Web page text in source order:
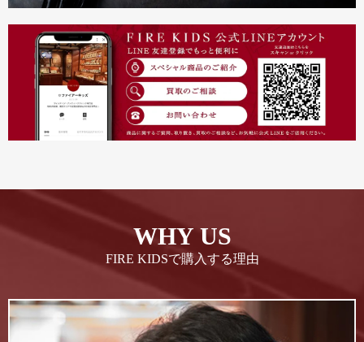
WHY US
FIRE KIDSで購入する理由